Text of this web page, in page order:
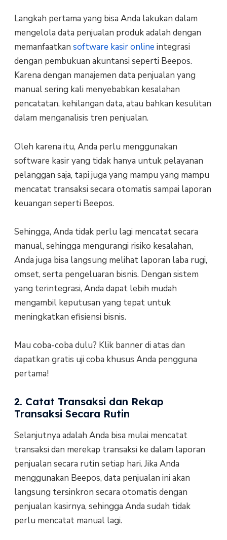
Langkah pertama yang bisa Anda lakukan dalam
mengelola data penjualan produk adalah dengan
memanfaatkan software kasir online integrasi
dengan pembukuan akuntansi seperti Beepos.
Karena dengan manajemen data penjualan yang
manual sering kali menyebabkan kesalahan
pencatatan, kehilangan data, atau bahkan kesulitan
dalam menganalisis tren penjualan.
Oleh karena itu, Anda perlu menggunakan
software kasir yang tidak hanya untuk pelayanan
pelanggan saja, tapi juga yang mampu yang mampu
mencatat transaksi secara otomatis sampai laporan
keuangan seperti Beepos.
Sehingga, Anda tidak perlu lagi mencatat secara
manual, sehingga mengurangi risiko kesalahan,
Anda juga bisa langsung melihat laporan laba rugi,
omset, serta pengeluaran bisnis. Dengan sistem
yang terintegrasi, Anda dapat lebih mudah
mengambil keputusan yang tepat untuk
meningkatkan efisiensi bisnis.
Mau coba-coba dulu? Klik banner di atas dan
dapatkan gratis uji coba khusus Anda pengguna
pertama!
2. Catat Transaksi dan Rekap
Transaksi Secara Rutin
Selanjutnya adalah Anda bisa mulai mencatat
transaksi dan merekap transaksi ke dalam laporan
penjualan secara rutin setiap hari. Jika Anda
menggunakan Beepos, data penjualan ini akan
langsung tersinkron secara otomatis dengan
penjualan kasirnya, sehingga Anda sudah tidak
perlu mencatat manual lagi.